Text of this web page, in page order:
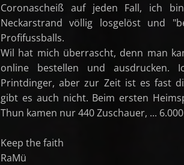
Coronascheiß auf jeden Fall, ich
Neckarstrand völlig losgelöst und
Profifussballs.
Wil hat mich überrascht, denn man
online bestellen und ausdrucken.
Printdinger, aber zur Zeit ist es fast
gibt es auch nicht. Beim ersten
Thun kamen nur 440 Zuschauer, ...
Keep the faith
RaMü